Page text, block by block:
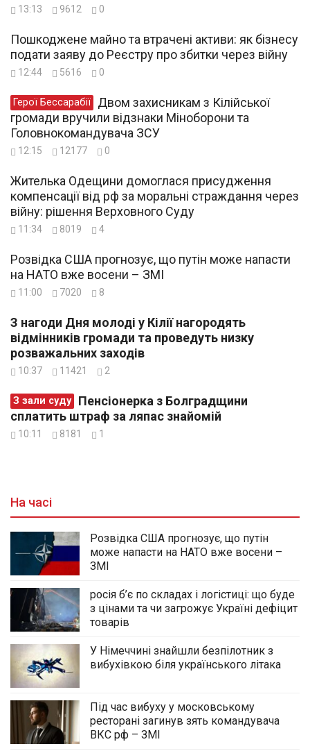
13:13 9612 0
Пошкоджене майно та втрачені активи: як бізнесу
подати заяву до Реєстру про збитки через війну
12:44 5616 0
Герої Бессарабії
громади вручили відзнаки Міноборони та
Головнокомандувача ЗСУ
12:15 12177 0
Жителька Одещини домоглася присудження
компенсації від рф за моральні страждання через
війну: рішення Верховного Суду
11:34 8019 4
Розвідка США прогнозує, що путін може напасти
на НАТО вже восени – ЗМІ
11:00 7020 8
З нагоди Дня молоді у Кілії нагородять
відмінників громади та проведуть низку
розважальних заходів
10:37 11421 2
З зали суду
сплатить штраф за ляпас знайомій
10:11 8181 1
На часі
Розвідка США прогнозує, що путін
може напасти на НАТО вже восени –
ЗМІ
росія б’є по складах і логістиці: що буде
з цінами та чи загрожує Україні дефіцит
товарів
У Німеччині знайшли безпілотник з
вибухівкою біля українського літака
Під час вибуху у московському
ресторані загинув зять командувача
ВКС рф – ЗМІ